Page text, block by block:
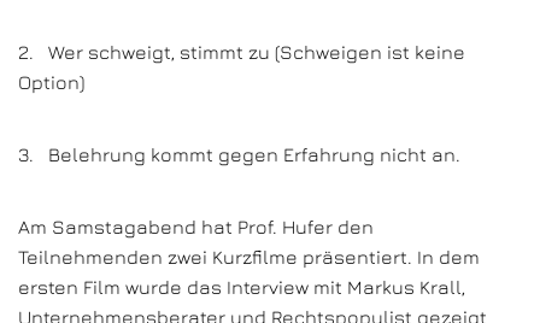
2. Wer schweigt, stimmt zu (Schweigen ist keine
Option)
3. Belehrung kommt gegen Erfahrung nicht an.
Am Samstagabend hat Prof. Hufer den
Teilnehmenden zwei Kurzfilme präsentiert. In dem
ersten Film wurde das Interview mit Markus Krall,
Unternehmensberater und Rechtspopulist gezeigt